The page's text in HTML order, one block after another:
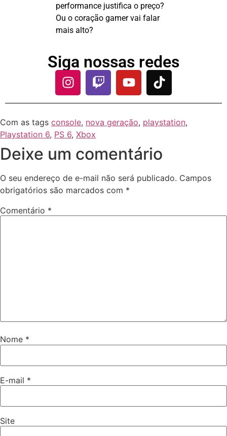
performance justifica o preço?
Ou o coração gamer vai falar
mais alto?
Siga nossas redes
Com as tags console, nova geração, playstation,
Playstation 6, PS 6, Xbox
Deixe um comentário
O seu endereço de e-mail não será publicado. Campos
obrigatórios são marcados com *
Comentário *
Nome *
E-mail *
Site